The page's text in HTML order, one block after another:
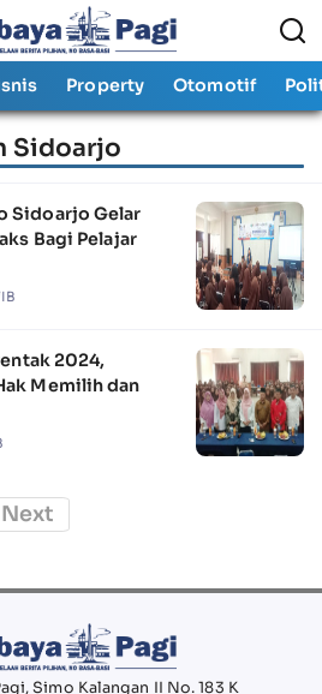
Property Otomotif
Sidoarjo
Sidoarjo Gelar
Bagi Pelajar
2024,
Memilih dan
Next
Simo Kalangan II No. 183 K